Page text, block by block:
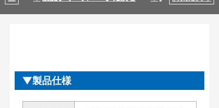
製品仕様